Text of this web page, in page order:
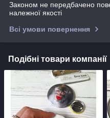
Законом не передбачено
належної якості
Всі умови повернення
Подібні товари компанії